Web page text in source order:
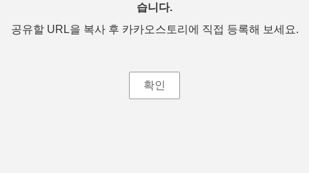
습니다.
공유할 URL을 복사 후 카카오스토리에 직접 등록해 보세요.
확인